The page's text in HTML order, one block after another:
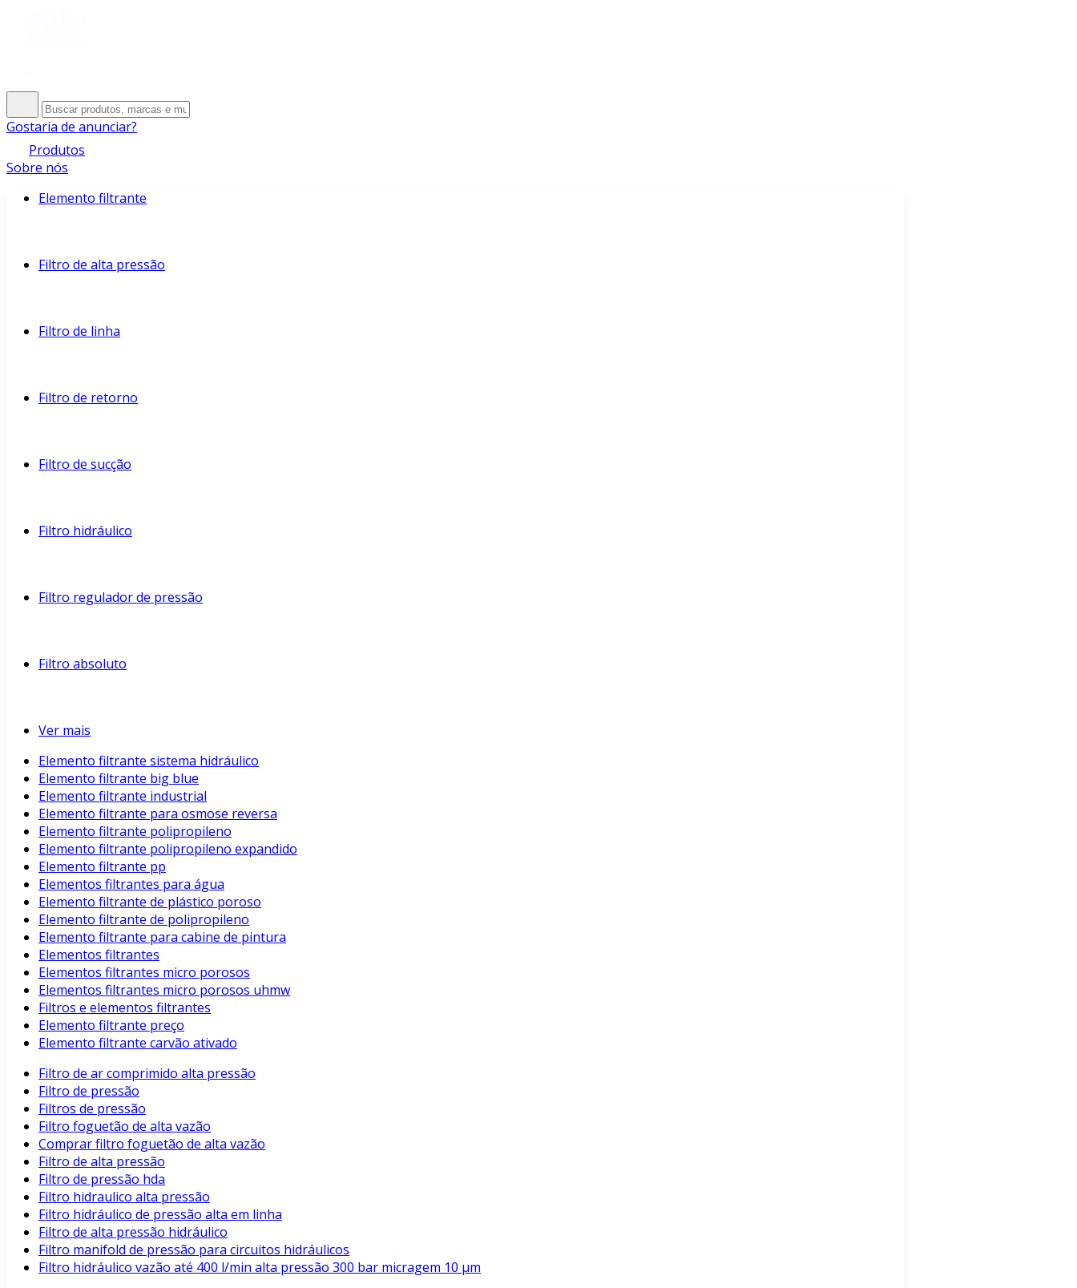
Gostaria de anunciar?
Produtos
Sobre nós
Elemento filtrante
Filtro de alta pressão
Filtro de linha
Filtro de retorno
Filtro de sucção
Filtro hidráulico
Filtro regulador de pressão
Filtro absoluto
Ver mais
Elemento filtrante sistema hidráulico
Elemento filtrante big blue
Elemento filtrante industrial
Elemento filtrante para osmose reversa
Elemento filtrante polipropileno
Elemento filtrante polipropileno expandido
Elemento filtrante pp
Elementos filtrantes para água
Elemento filtrante de plástico poroso
Elemento filtrante de polipropileno
Elemento filtrante para cabine de pintura
Elementos filtrantes
Elementos filtrantes micro porosos
Elementos filtrantes micro porosos uhmw
Filtros e elementos filtrantes
Elemento filtrante preço
Elemento filtrante carvão ativado
Filtro de ar comprimido alta pressão
Filtro de pressão
Filtros de pressão
Filtro foguetão de alta vazão
Comprar filtro foguetão de alta vazão
Filtro de alta pressão
Filtro de pressão hda
Filtro hidraulico alta pressão
Filtro hidráulico de pressão alta em linha
Filtro de alta pressão hidráulico
Filtro manifold de pressão para circuitos hidráulicos
Filtro hidráulico vazão até 400 l/min alta pressão 300 bar micragem 10 μm